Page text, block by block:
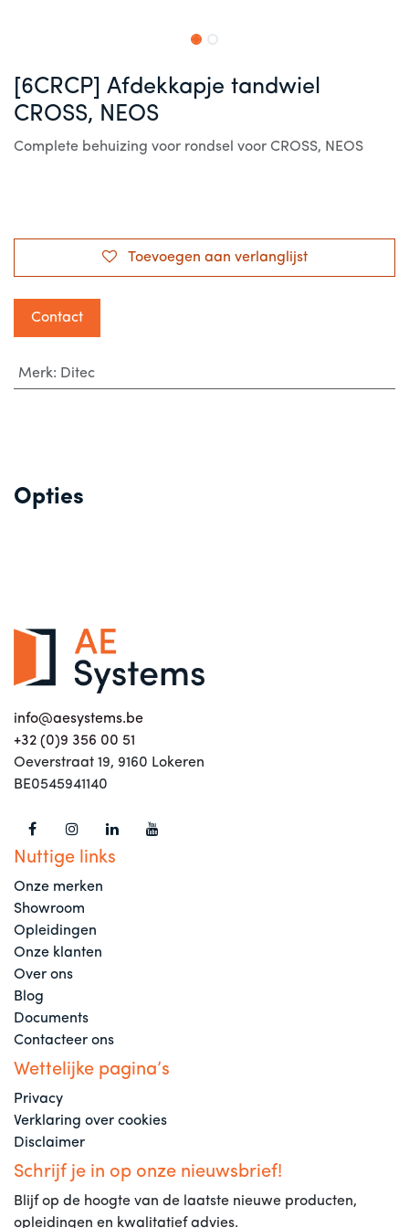
[6CRCP] Afdekkapje tandwiel
CROSS, NEOS
Complete behuizing voor rondsel voor CROSS, NEOS
Toevoegen aan verlanglijst
Contact
Merk: Ditec
Opties
info@aesystems.be
+32 (0)9 356 00 51
Oeverstraat 19, 9160 Lokeren
BE0545941140
Nuttige links
Onze merken
Showroom
Opleidingen
Onze klanten
Over ons
Blog
Documents
Contacteer ons
Wettelijke pagina’s
Privacy
Verklaring over cookies
Disclaimer
Schrijf je in op onze nieuwsbrief!
Blijf op de hoogte van de laatste nieuwe producten,
opleidingen en kwalitatief advies.